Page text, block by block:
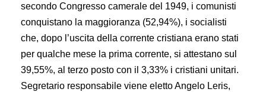
secondo Congresso camerale del 1949, i comunisti
conquistano la maggioranza (52,94%), i socialisti
che, dopo l’uscita della corrente cristiana erano stati
per qualche mese la prima corrente, si attestano sul
39,55%, al terzo posto con il 3,33% i cristiani unitari.
Segretario responsabile viene eletto Angelo Leris,